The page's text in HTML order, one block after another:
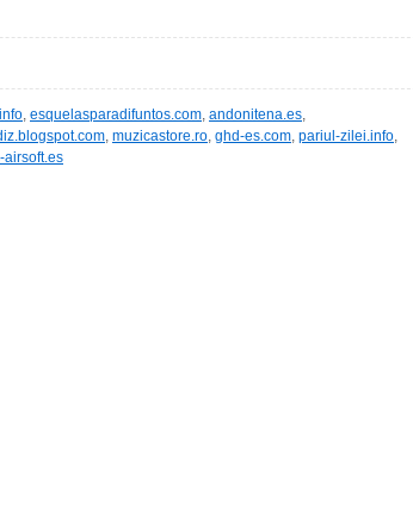
, esquelasparadifuntos.com, andonitena.es,
, muzicastore.ro, ghd-es.com, pariul-zilei.info,
airsoft.es